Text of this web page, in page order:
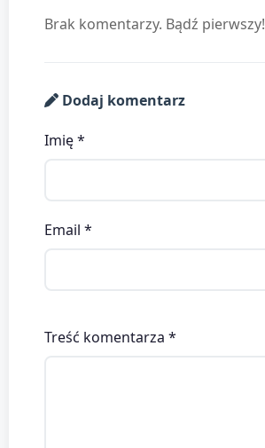
Brak komentarzy. Bądź pierwszy!
Dodaj komentarz
Imię *
Email *
Treść komentarza *